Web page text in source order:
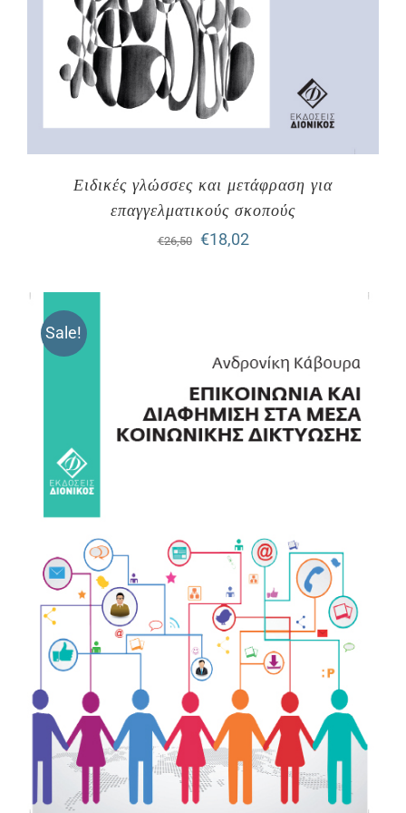
Ειδικές γλώσσες και μετάφραση για
επαγγελματικούς σκοπούς
€26,50
Original
€18,02Η
€18,02.
Sale!